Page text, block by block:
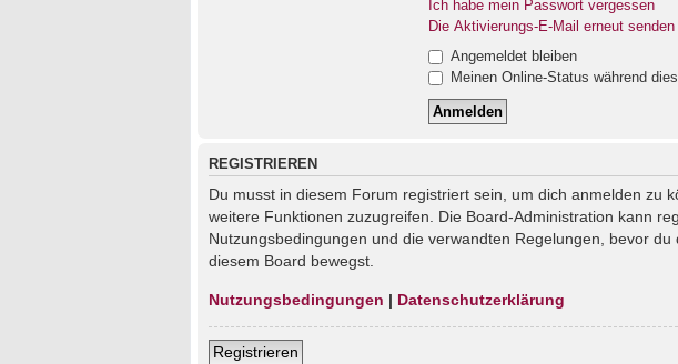
Ich habe mein Passwort vergessen
Die Aktivierungs-E-Mail erneut senden
Angemeldet bleiben
Meinen Online-Status während
REGISTRIEREN
Du musst in diesem Forum registriert sein, um dich anmelden zu
weitere Funktionen zuzugreifen. Die Board-Administration kann
Nutzungsbedingungen und die verwandten Regelungen, bevor
diesem Board bewegst.
Nutzungsbedingungen | Datenschutzerklärung
Registrieren